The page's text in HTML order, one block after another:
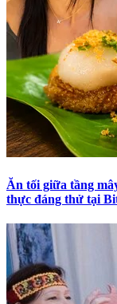
Ăn tối giữa tầng
thực đáng thử tại